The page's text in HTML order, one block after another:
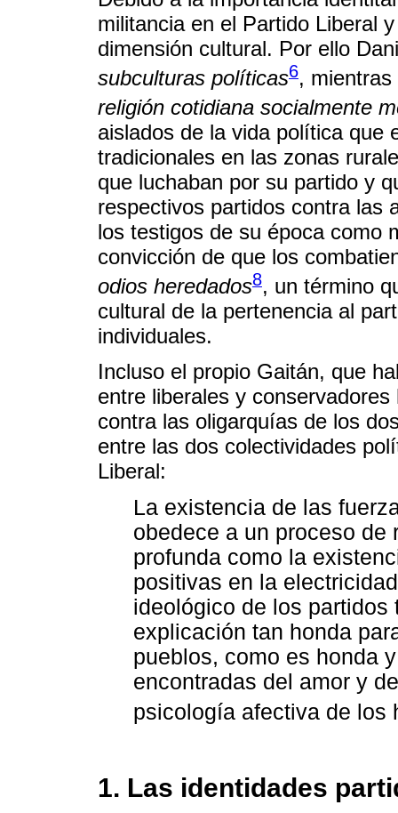
militancia en el Partido Liberal
dimensión cultural. Por ello
subculturas políticas6,
religión cotidiana socialmente
aislados de la vida política que
tradicionales en las zonas
que luchaban por su partido y
respectivos partidos contra las
los testigos de su época como
convicción de que los
odios heredados8, un término
cultural de la pertenencia al
individuales.
Incluso el propio Gaitán, que
entre liberales y
contra las oligarquías de los
entre las dos colectividades
Liberal:
La existencia de las
obedece a un proceso
profunda como la
positivas en la
ideológico de los
explicación tan honda
pueblos, como es honda
encontradas del amor y
psicología afectiva de los
1. Las identidades